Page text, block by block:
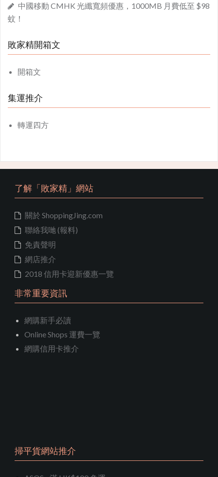
中國移動 CMHK 光纖寬頻優惠，1000MB 月費低至 $98
蚊！
敗家精開箱文
開箱文
集運推介
轉運四方
了解「敗家精」網站
關於 ShoppingJing.com
聯絡我哋 (報料)
免責聲明
網店推介
2018 信用卡迎新優惠一覽
非常重要資訊
網購新手必讀
Online Shops 運費一覽
網購信用卡推介
掃平貨網站推介